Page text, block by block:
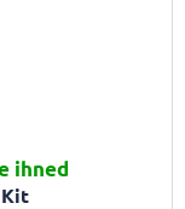
Kit
ihned